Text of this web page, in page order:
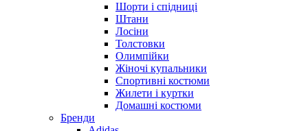
Шорти і спідниці
Штани
Лосіни
Толстовки
Олимпійки
Жіночі купальники
Спортивні костюми
Жилети і куртки
Домашні костюми
Бренди